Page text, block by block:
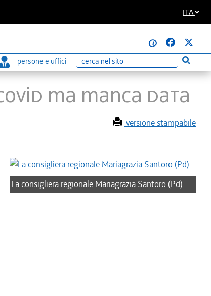
ITA
@
persone e uffici
Ricerca Esegui
ma manca data
versione stampabile
La consigliera regionale Mariagrazia Santoro (Pd)